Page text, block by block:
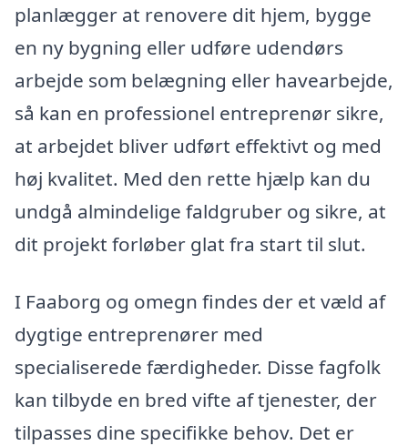
planlægger at renovere dit hjem, bygge
en ny bygning eller udføre udendørs
arbejde som belægning eller havearbejde,
så kan en professionel entreprenør sikre,
at arbejdet bliver udført effektivt og med
høj kvalitet. Med den rette hjælp kan du
undgå almindelige faldgruber og sikre, at
dit projekt forløber glat fra start til slut.
I Faaborg og omegn findes der et væld af
dygtige entreprenører med
specialiserede færdigheder. Disse fagfolk
kan tilbyde en bred vifte af tjenester, der
tilpasses dine specifikke behov. Det er